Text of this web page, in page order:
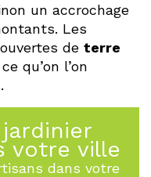
un accrochage
Les
de terre
qu’on l’on
votre ville
dans votre